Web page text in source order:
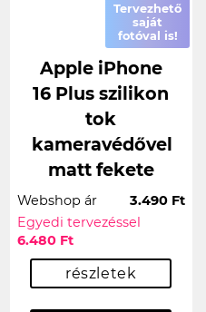
Tervezhető
saját
fotóval is!
Apple iPhone
16 Plus szilikon
tok
kameravédővel
matt fekete
Webshop ár
3.490 Ft
Egyedi tervezéssel
6.480 Ft
részletek